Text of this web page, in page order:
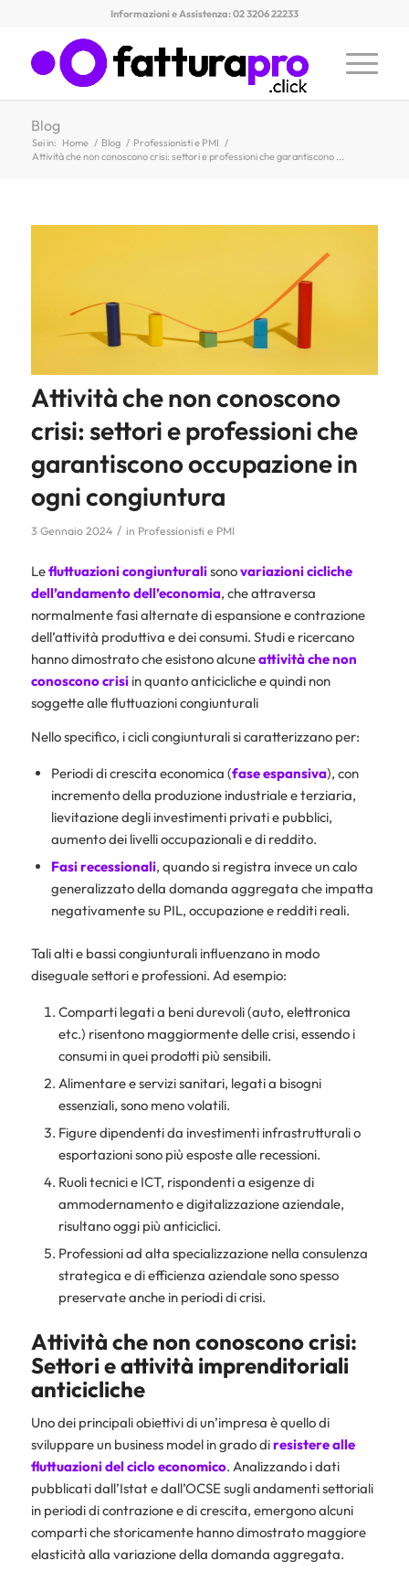
Informazioni e Assistenza: 02 3206 22233
Blog
Sei in: Home / Blog / Professionisti e PMI /
Attività che non conoscono crisi: settori e professioni che garantiscono ...
Attività che non conoscono
crisi: settori e professioni che
garantiscono occupazione in
ogni congiuntura
3 Gennaio 2024 / in Professionisti e PMI
Lefluttuazioni congiunturalisonovariazioni cicliche
dell’andamento dell’economia, che attraversa
normalmente fasi alternate di espansione e contrazione
dell’attività produttiva e dei consumi. Studi e ricercano
hanno dimostrato che esistono alcuneattività che non
conoscono crisiin quanto anticicliche e quindi non
soggette alle fluttuazioni congiunturali
Nello specifico, i cicli congiunturali si caratterizzano per:
Periodi di crescita economica (fase espansiva), con
incremento della produzione industriale e terziaria,
lievitazione degli investimenti privati e pubblici,
aumento dei livelli occupazionali e di reddito.
Fasi recessionali, quando si registra invece un calo
generalizzato della domanda aggregata che impatta
negativamente su PIL, occupazione e redditi reali.
Tali alti e bassi congiunturali influenzano in modo
diseguale settori e professioni. Ad esempio:
Comparti legati a beni durevoli (auto, elettronica
etc.) risentono maggiormente delle crisi, essendo i
consumi in quei prodotti più sensibili.
Alimentare e servizi sanitari, legati a bisogni
essenziali, sono meno volatili.
Figure dipendenti da investimenti infrastrutturali o
esportazioni sono più esposte alle recessioni.
Ruoli tecnici e ICT, rispondenti a esigenze di
ammodernamento e digitalizzazione aziendale,
risultano oggi più anticiclici.
Professioni ad alta specializzazione nella consulenza
strategica e di efficienza aziendale sono spesso
preservate anche in periodi di crisi.
Attività che non conoscono crisi:
Settori e attività imprenditoriali
anticicliche
Uno dei principali obiettivi di un’impresa è quello di
sviluppare un business model in grado diresistere alle
fluttuazioni del ciclo economico. Analizzando i dati
pubblicati dall’Istat e dall’OCSE sugli andamenti settoriali
in periodi di contrazione e di crescita, emergono alcuni
comparti che storicamente hanno dimostrato maggiore
elasticità alla variazione della domanda aggregata.